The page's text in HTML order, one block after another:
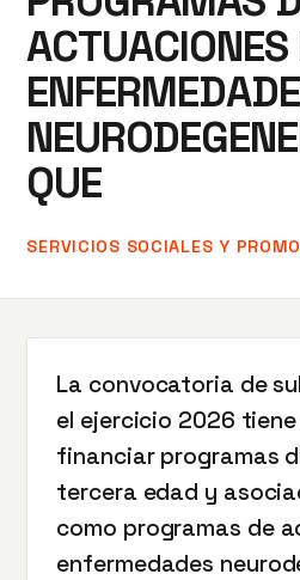
ACTUACIONES
QUE
SERVICIOS SOCIALES Y
La convocatoria de
el ejercicio 2026
financiar programas
tercera edad y
como programas de
enfermedades